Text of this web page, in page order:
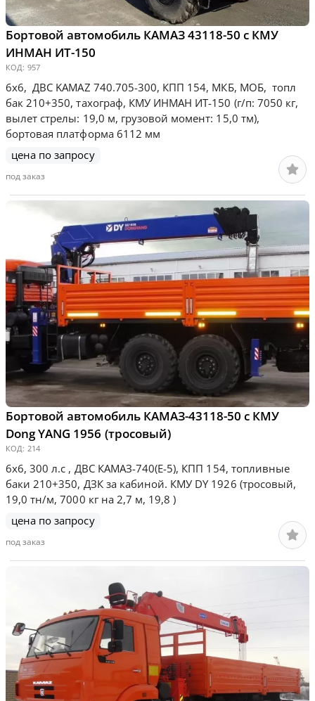
Бортовой автомобиль КАМАЗ 43118-50 с КМУ
ИНМАН ИТ-150
КОД: 957
6х6, ДВС KAMAZ 740.705-300, КПП 154, МКБ, МОБ, топл
бак 210+350, тахограф, КМУ ИНМАН ИТ-150 (г/п: 7050 кг,
вылет стрелы: 19,0 м, грузовой момент: 15,0 тм),
бортовая платформа 6112 мм
цена по запросу
под заказ
Бортовой автомобиль КАМАЗ-43118-50 с КМУ
Dong YANG 1956 (тросовый)
КОД: 214
6х6, 300 л.с , ДВС КАМАЗ-740(E-5), КПП 154, топливные
баки 210+350, ДЗК за кабиной. КМУ DY 1926 (тросовый,
19,0 тн/м, 7000 кг на 2,7 м, 19,8 )
цена по запросу
под заказ